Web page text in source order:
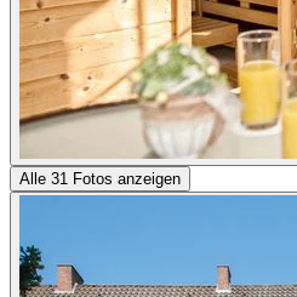
Alle 31 Fotos anzeigen